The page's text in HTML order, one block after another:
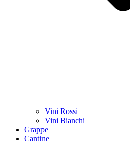
Vini Rossi
Vini Bianchi
Grappe
Cantine